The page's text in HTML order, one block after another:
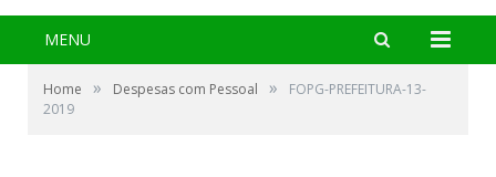
MENU
Home » Despesas com Pessoal »
FOPG-PREFEITURA-13-
2019